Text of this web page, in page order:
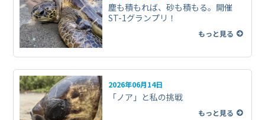
塵も積もれば、砂も積もる。開催
ST-1グランプリ！
もっと見る
2026年06月14日
「ノア」と私の挑戦
もっと見る